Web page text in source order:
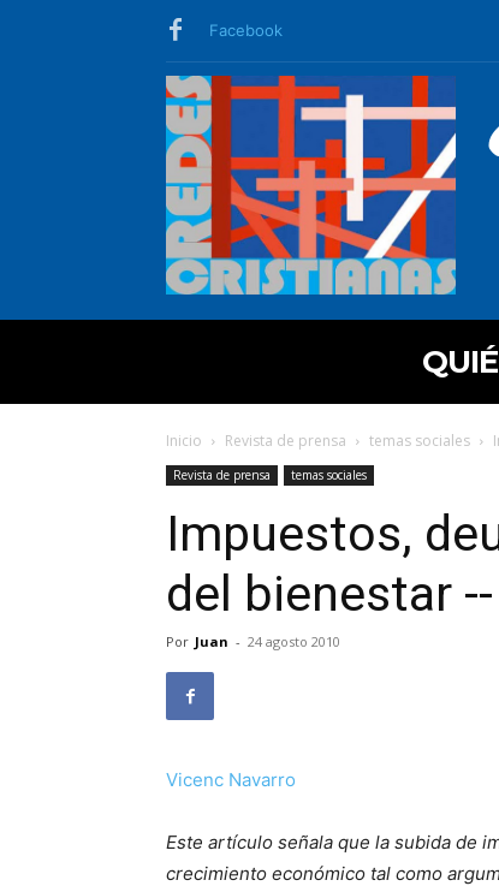
Facebook
Inicio Revista de prensa temas sociales
Revista de prensa temas sociales
Impuestos,
del bienestar
Por Juan - 24 agosto 2010
Vicenc Navarro
Este artículo señala que la subida de
crecimiento económico tal como